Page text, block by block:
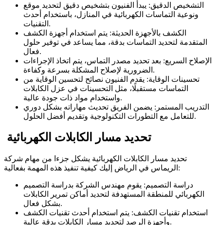
التشخيص الدقيق: يبدأ الفنيون بتشخيص دقيق لتحديد موقع
ونوعية التماسات الكهربائية في المنازل، باستخدام أحدث
التقنيات.
الكشف بالأجهزة الحديثة: يتم استخدام أجهزة الكشف
المتقدمة لتحديد التماسات بدقة، مما يساعد في توفير حلول
فعال.
الإصلاح السريع: بعد تحديد مصدر التماس، يتم اتخاذ الإجراءات
الضرورية لإصلاح المشكلة بسرعة وكفاءة.
تحسينات الوقاية: يقدم الفنيون نصائح لتحسين الوقاية من
التماسات مستقبلًا، مثل التحسينات في عزل الكابلات
واستخدام مواد ذات جودة عالية.
التدريب المستمر: يضمن الفريق تحديث مهاراته بشكل دوري
للتعامل مع التطورات التكنولوجية وتقديم أفضل الحلول.
تحديد مسار الكابلات الكهربائية
تحديد مسار الكابلات الكهربائية يشكل جزءا من مهام شركة
الريماس في الرياض إليك كيفية تنفيذ هذه المهمة بفعالية:
دراسة التصميم: يقوم مهندس الشركة بدراسة التصميم
الكهربائي للمنطقة المستهدفة لتحديد أماكن تمرير الكابلات
بشكل فعال.
استخدام تقنيات الكشف: يتم استخدام أحدث تقنيات الكشف
وأجهزة الرصد لتحديد مسار الكابلات بدقة عالية.